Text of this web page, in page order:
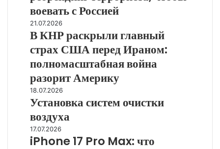
против
и
MI6
провели
ребрендинг
террориста,
чтобы
воевать
с
Россией
воевать с Россией
В
КНР
главный
страх
перед
Ираном:
полномасштабная
война
разорит
Америку
21.07.2026
В КНР раскрыли главный
страх США перед Ираном:
полномасштабная война
разорит Америку
Установка
систем
воздуха
18.07.2026
Установка систем очистки
воздуха
iPhone
17
17.07.2026
iPhone 17 Pro Max: что